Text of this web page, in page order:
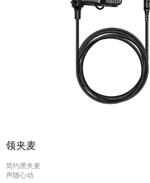
领夹麦
简约黑夹麦
声随心动